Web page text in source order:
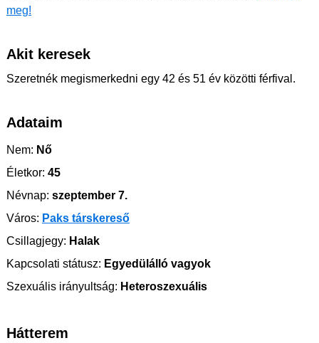
meg!
Akit keresek
Szeretnék megismerkedni egy 42 és 51 év közötti férfival.
Adataim
Nem: Nő
Életkor: 45
Névnap: szeptember 7.
Város: Paks társkereső
Csillagjegy: Halak
Kapcsolati státusz: Egyedülálló vagyok
Szexuális irányultság: Heteroszexuális
Hátterem